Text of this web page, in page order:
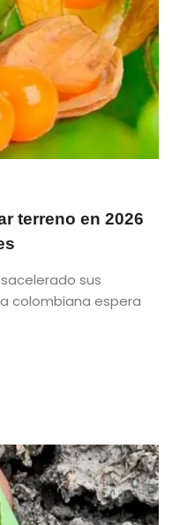
terreno en 2026
sus
colombiana espera